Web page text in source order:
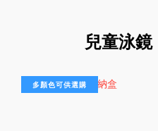
兒童泳鏡
多顏色可供選購